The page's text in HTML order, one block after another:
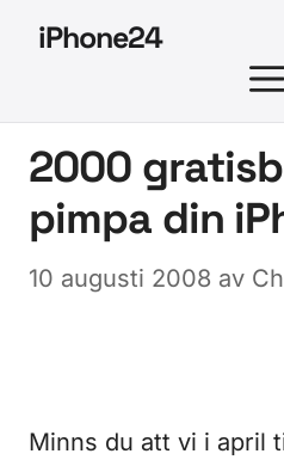
iPhone24
2000
pimpa din
10 augusti 2008 av
Minns du att vi i april